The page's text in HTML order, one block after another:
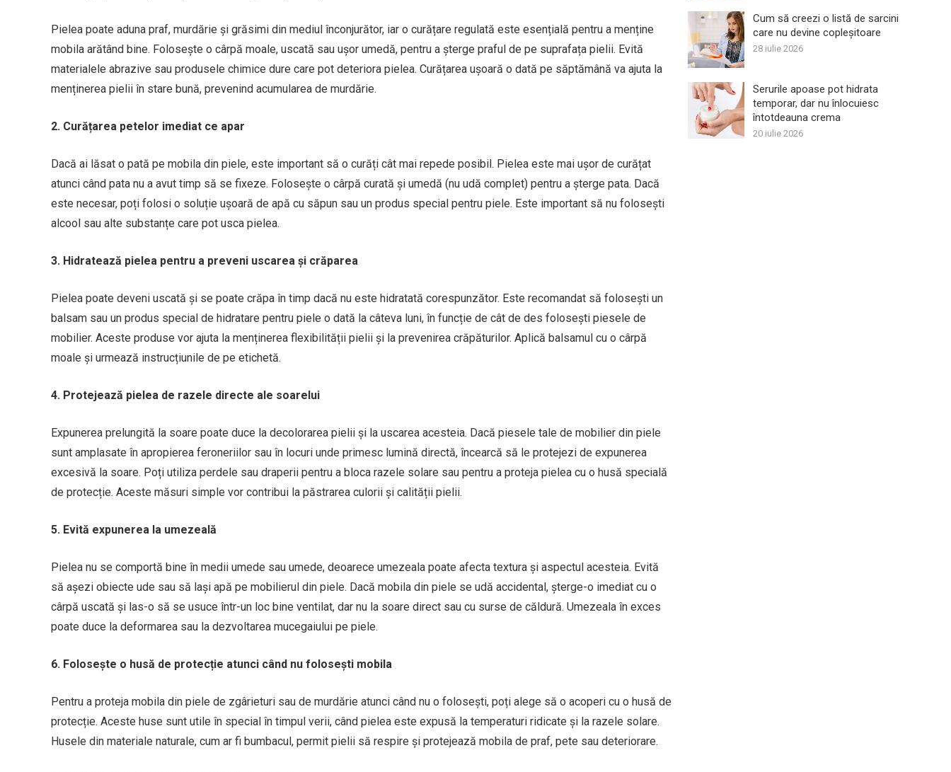
Pielea poate aduna praf, murdărie și grăsimi din mediul înconjurător, iar o curățare regulată este esențială pentru a menține
mobila arătând bine. Folosește o cârpă moale, uscată sau ușor umedă, pentru a șterge praful de pe suprafața pielii. Evită
materialele abrazive sau produsele chimice dure care pot deteriora pielea. Curățarea ușoară o dată pe săptămână va ajuta la
menținerea pielii în stare bună, prevenind acumularea de murdărie.
2. Curățarea petelor imediat ce apar
Dacă ai lăsat o pată pe mobila din piele, este important să o curăți cât mai repede posibil. Pielea este mai ușor de curățat
atunci când pata nu a avut timp să se fixeze. Folosește o cârpă curată și umedă (nu udă complet) pentru a șterge pata. Dacă
este necesar, poți folosi o soluție ușoară de apă cu săpun sau un produs special pentru piele. Este important să nu folosești
alcool sau alte substanțe care pot usca pielea.
3. Hidratează pielea pentru a preveni uscarea și crăparea
Pielea poate deveni uscată și se poate crăpa în timp dacă nu este hidratată corespunzător. Este recomandat să folosești un
balsam sau un produs special de hidratare pentru piele o dată la câteva luni, în funcție de cât de des folosești piesele de
mobilier. Aceste produse vor ajuta la menținerea flexibilității pielii și la prevenirea crăpăturilor. Aplică balsamul cu o cârpă
moale și urmează instrucțiunile de pe etichetă.
4. Protejează pielea de razele directe ale soarelui
Expunerea prelungită la soare poate duce la decolorarea pielii și la uscarea acesteia. Dacă piesele tale de mobilier din piele
sunt amplasate în apropierea feroneriilor sau în locuri unde primesc lumină directă, încearcă să le protejezi de expunerea
excesivă la soare. Poți utiliza perdele sau draperii pentru a bloca razele solare sau pentru a proteja pielea cu o husă specială
de protecție. Aceste măsuri simple vor contribui la păstrarea culorii și calității pielii.
5. Evită expunerea la umezeală
Pielea nu se comportă bine în medii umede sau umede, deoarece umezeala poate afecta textura și aspectul acesteia. Evită
să așezi obiecte ude sau să lași apă pe mobilierul din piele. Dacă mobila din piele se udă accidental, șterge-o imediat cu o
cârpă uscată și las-o să se usuce într-un loc bine ventilat, dar nu la soare direct sau cu surse de căldură. Umezeala în exces
poate duce la deformarea sau la dezvoltarea mucegaiului pe piele.
6. Folosește o husă de protecție atunci când nu folosești mobila
Pentru a proteja mobila din piele de zgârieturi sau de murdărie atunci când nu o folosești, poți alege să o acoperi cu o husă de
protecție. Aceste huse sunt utile în special în timpul verii, când pielea este expusă la temperaturi ridicate și la razele solare.
Husele din materiale naturale, cum ar fi bumbacul, permit pielii să respire și protejează mobila de praf, pete sau deteriorare.
Cum să creezi o listă de sarcini
care nu devine copleșitoare
28 iulie 2026
Serurile apoase pot hidrata
temporar, dar nu înlocuiesc
întotdeauna crema
20 iulie 2026